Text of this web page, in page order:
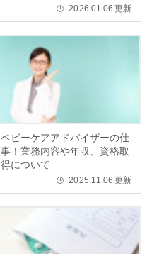
🕒 2026.01.06 更新
ベビーケアアドバイザーの仕
事！業務内容や年収、資格取
得について
🕒 2025.11.06 更新